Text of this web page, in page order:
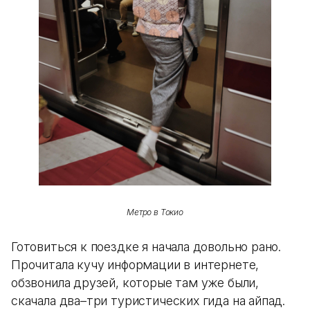
Метро в Токио
Готовиться к поездке я начала довольно рано.
Прочитала кучу информации в интернете,
обзвонила друзей, которые там уже были,
скачала два–три туристических гида на айпад.